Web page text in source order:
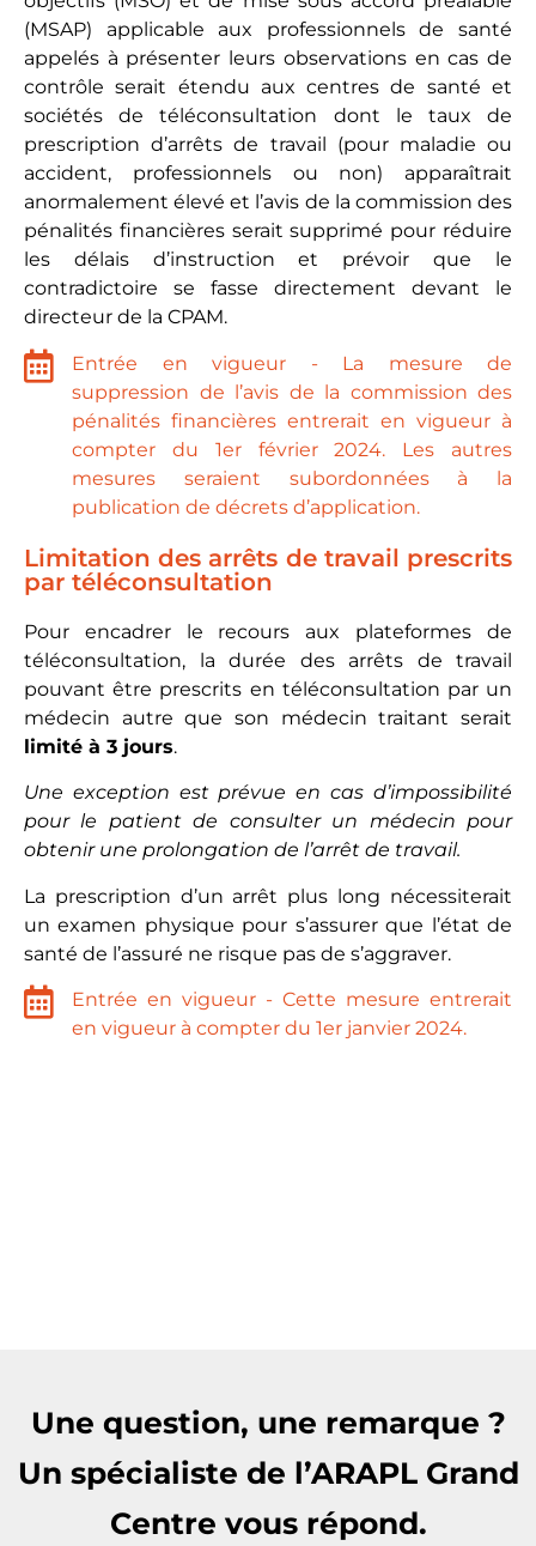
(MSAP) applicable aux professionnels de santé
appelés à présenter leurs observations en cas de
contrôle serait étendu aux centres de santé et
sociétés de téléconsultation dont le taux de
prescription d’arrêts de travail (pour maladie ou
accident, professionnels ou non) apparaîtrait
anormalement élevé et l’avis de la commission des
pénalités financières serait supprimé pour réduire
les délais d’instruction et prévoir que le
contradictoire se fasse directement devant le
directeur de la CPAM.
Entrée en vigueur - La mesure de
suppression de l’avis de la commission des
pénalités financières entrerait en vigueur à
compter du 1er février 2024. Les autres
mesures seraient subordonnées à la
publication de décrets d’application.
Limitation des arrêts de travail prescrits
par téléconsultation
Pour encadrer le recours aux plateformes de
téléconsultation, la durée des arrêts de travail
pouvant être prescrits en téléconsultation par un
médecin autre que son médecin traitant serait
limité à 3 jours.
Une exception est prévue en cas d’impossibilité
pour le patient de consulter un médecin pour
obtenir une prolongation de l’arrêt de travail.
La prescription d’un arrêt plus long nécessiterait
un examen physique pour s’assurer que l’état de
santé de l’assuré ne risque pas de s’aggraver.
Entrée en vigueur - Cette mesure entrerait
en vigueur à compter du 1er janvier 2024.
Une question, une remarque ?
Un spécialiste de l’ARAPL Grand
Centre vous répond.